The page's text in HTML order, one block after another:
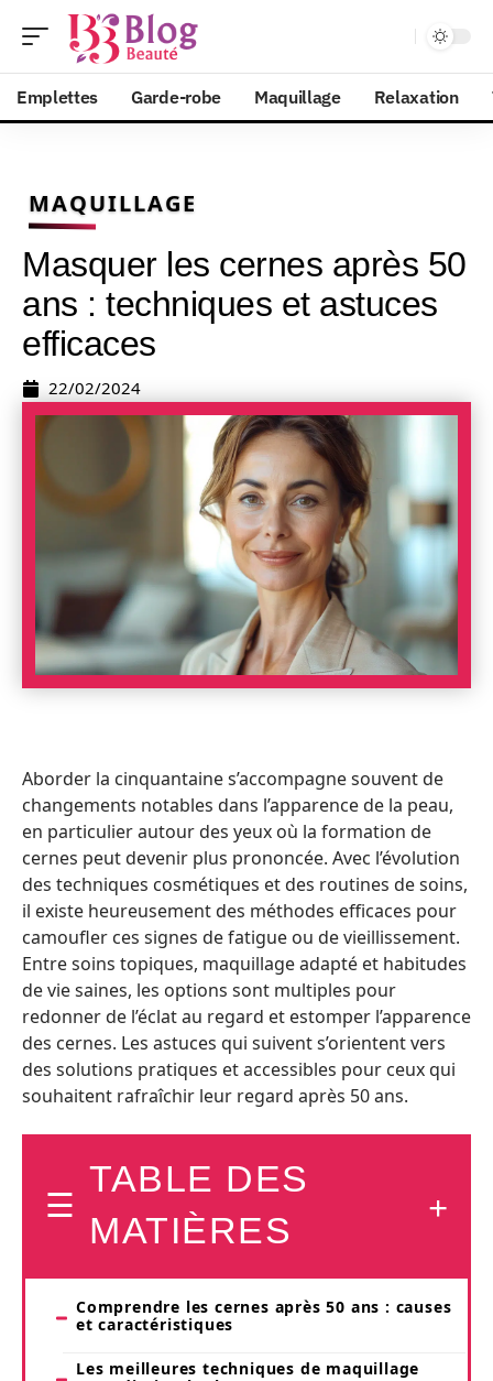
Emplettes Garde-robe Maquillage Relaxation
MAQUILLAGE
Masquer les cernes après 50
ans : techniques et astuces
efficaces
22/02/2024
Aborder la cinquantaine s’accompagne souvent de
changements notables dans l’apparence de la peau,
en particulier autour des yeux où la formation de
cernes peut devenir plus prononcée. Avec l’évolution
des techniques cosmétiques et des routines de soins,
il existe heureusement des méthodes efficaces pour
camoufler ces signes de fatigue ou de vieillissement.
Entre soins topiques, maquillage adapté et habitudes
de vie saines, les options sont multiples pour
redonner de l’éclat au regard et estomper l’apparence
des cernes. Les astuces qui suivent s’orientent vers
des solutions pratiques et accessibles pour ceux qui
souhaitent rafraîchir leur regard après 50 ans.
TABLE DES
MATIÈRES
Comprendre les cernes après 50 ans : causes
et caractéristiques
Les meilleures techniques de maquillage